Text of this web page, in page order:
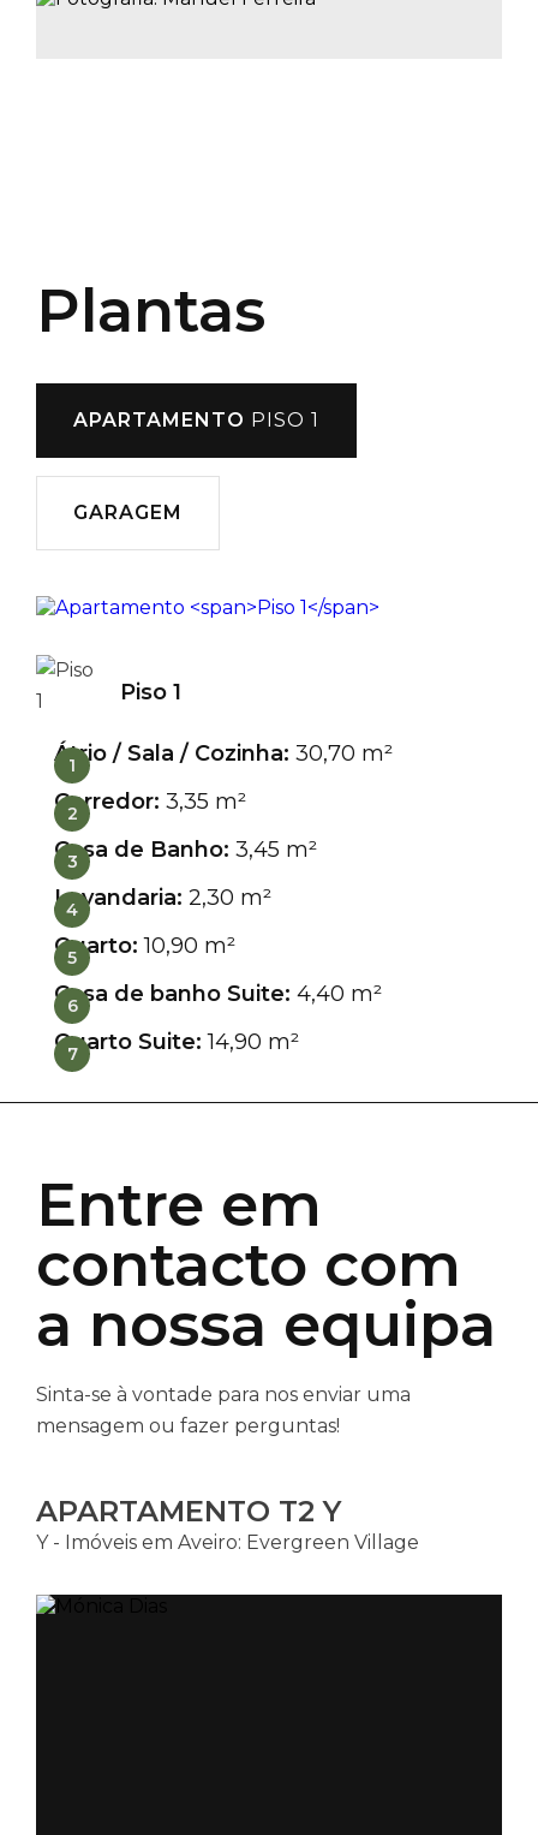
Plantas
APARTAMENTO PISO 1
GARAGEM
Piso 1
1
Átrio / Sala / Cozinha: 30,70 m²
2
Corredor: 3,35 m²
3
Casa de Banho: 3,45 m²
4
Lavandaria: 2,30 m²
5
Quarto:10,90 m²
6
Casa de banho Suite: 4,40 m²
7
Quarto Suite:14,90 m²
Entre em
contacto com
a nossa equipa
Sinta-se à vontade para nos enviar uma
mensagem ou fazer perguntas!
APARTAMENTO T2 Y
Y - Imóveis em Aveiro: Evergreen Village